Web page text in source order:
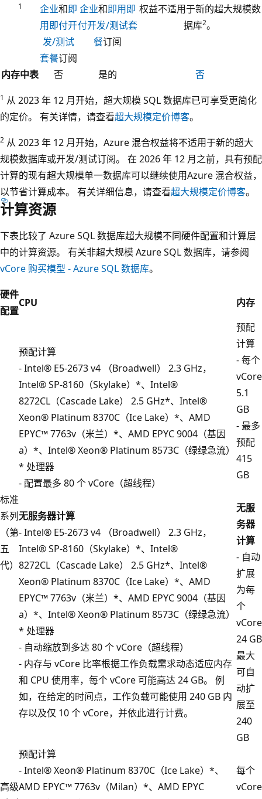
1 企业和即
用即付开
发/测试
套餐订阅
企业和即用即
付开发/测试套
餐订阅
权益不适用于新的超大规模数
据库2。
内存中表 否 是的 否
1 从 2023 年 12 月开始，超大规模 SQL 数据库已可享受更简化
的定价。 有关详情，请查看超大规模定价博客。
2 从 2023 年 12 月开始，Azure 混合权益将不适用于新的超大
规模数据库或开发/测试订阅。 在 2026 年 12 月之前，具有预配
计算的现有超大规模单一数据库可以继续使用Azure 混合权益，
以节省计算成本。 有关详细信息，请查看超大规模定价博客。
计算资源
下表比较了 Azure SQL 数据库超大规模不同硬件配置和计算层
中的计算资源。 有关非超大规模 Azure SQL 数据库，请参阅
vCore 购买模型 - Azure SQL 数据库。
硬件
配置
CPU 内存
标准
系列
（第
五
代）
预配计算
- Intel® E5-2673 v4 （Broadwell） 2.3 GHz，
Intel® SP-8160（Skylake）*、Intel®
8272CL（Cascade Lake） 2.5 GHz*、Intel®
Xeon® Platinum 8370C（Ice Lake）*、AMD
EPYC™ 7763v（米兰）*、AMD EPYC 9004（基因
a）*、Intel® Xeon® Platinum 8573C（绿绿急流）
* 处理器
- 配置最多 80 个 vCore（超线程）
无服务器计算
- Intel® E5-2673 v4 （Broadwell） 2.3 GHz，
Intel® SP-8160（Skylake）*、Intel®
8272CL（Cascade Lake） 2.5 GHz*、Intel®
Xeon® Platinum 8370C（Ice Lake）*、AMD
EPYC™ 7763v（米兰）*、AMD EPYC 9004（基因
a）*、Intel® Xeon® Platinum 8573C（绿绿急流）
* 处理器
- 自动缩放到多达 80 个 vCore（超线程）
- 内存与 vCore 比率根据工作负载需求动态适应内存
和 CPU 使用率，每个 vCore 可能高达 24 GB。 例
如，在给定的时间点，工作负载可能使用 240 GB 内
存以及仅 10 个 vCore，并依此进行计费。
预配
计算
- 每个
vCore
5.1
GB
- 最多
预配
415
GB
无服
务器
计算
- 自动
扩展
为每
个
vCore
24 GB
最大
可自
动扩
展至
240
GB
高级
预配计算
- Intel® Xeon® Platinum 8370C（Ice Lake）*、
AMD EPYC™ 7763v（Milan）*、AMD EPYC
每个
vCore